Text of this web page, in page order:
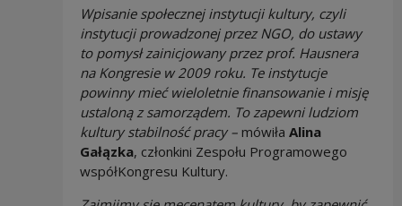
Wpisanie społecznej instytucji kultury, czyli
instytucji prowadzonej przez NGO, do ustawy
to pomysł zainicjowany przez prof. Hausnera
na Kongresie w 2009 roku. Te instytucje
powinny mieć wieloletnie finansowanie i misję
ustaloną z samorządem. To zapewni ludziom
kultury stabilność pracy – mówiła Alina
Gałązka, członkini Zespołu Programowego
współKongresu Kultury.